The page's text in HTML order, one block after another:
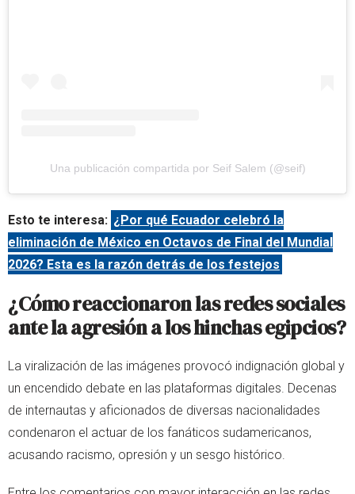
Una publicación compartida por Seif Salem (@seif)
Esto te interesa: ¿Por qué Ecuador celebró la
eliminación de México en Octavos de Final del Mundial
2026? Esta es la razón detrás de los festejos
¿Cómo reaccionaron las redes sociales
ante la agresión a los hinchas egipcios?
La viralización de las imágenes provocó indignación global y
un encendido debate en las plataformas digitales. Decenas
de internautas y aficionados de diversas nacionalidades
condenaron el actuar de los fanáticos sudamericanos,
acusando racismo, opresión y un sesgo histórico.